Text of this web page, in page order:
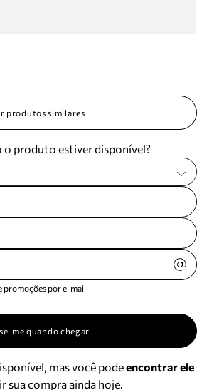
produtos similares
o produto estiver disponível?
promoções por e-mail
me quando chegar
mas você podeencontrar ele
sua compra ainda hoje.